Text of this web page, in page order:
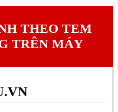
THEO TEM
TRÊN MÁY